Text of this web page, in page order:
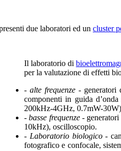
due laboratori ed un cluster
Il laboratorio di
per la valutazione di effetti
- alte frequenze - generatori
componenti in guida
200kHz-4GHz, 0.7mW-
- basse frequenze- generatori
10kHz), oscilloscopio.
- Laboratorio biologico-
fotografico e confocale,